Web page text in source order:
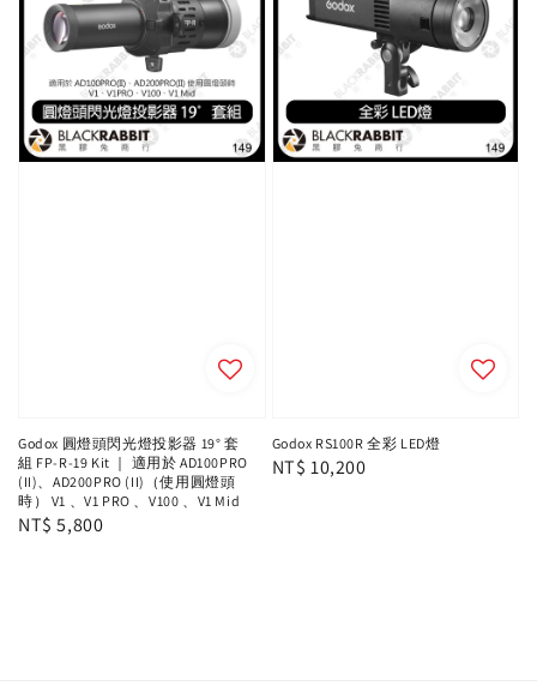
Godox 圓燈頭閃光燈投影器 19° 套
組 FP-R-19 Kit ｜ 適用於 AD100PRO
(II)、AD200PRO (II)（使用圓燈頭
時） V1 、V1 PRO 、V100 、V1 Mid
Regular
NT$ 5,800
Godox RS100R 全彩 LED燈
Regular
NT$ 10,200